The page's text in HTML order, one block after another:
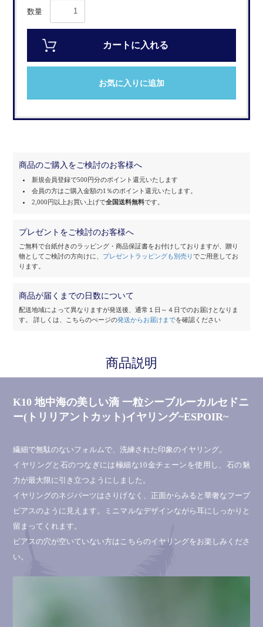
数量
カートに入れる
お気に入りに追加
商品のご購入をご検討のお客様へ
新規会員登録で500円分のポイント還元いたします
会員の方はご購入金額の1％のポイント還元いたします。
2,000円以上お買い上げで全国送料無料です。
プレゼントをご検討のお客様へ
ご無料で台紙付きのラッピング・商品保証書をお付けしておりますが、贈り
物としてご検討の方向けに、 プレゼントラッピングも別売りでご用意してお
ります。
商品が届くまでの日数について
配送地域によって異なりますが発送後、通常１日～４日でのお届けとなりま
す。
詳しくは、こちらのぺージの発送からお届けまでを確認ください
商品説明
K10 地中海の美しい滴 一粒シーブルーカルセドニ
ー(トリリアントカット)イヤリング~ESPOIR~
繊細で無駄のないフォルムで、洗練された印象のイヤリング。
イヤリングと石のつなぎには極細な10金チェーンを使用し、石の魅
力が最大限に引き立つようにしました。
イヤリングのネジパーツはさりげなく、正面からみると華奢なフープ
ピアスのように見えます。ミニマルなデザインながら耳にしっかりと
留まってくれます。
ピアスの穴が空いていない方はこちらのイヤリングをお楽しみくださ
い。